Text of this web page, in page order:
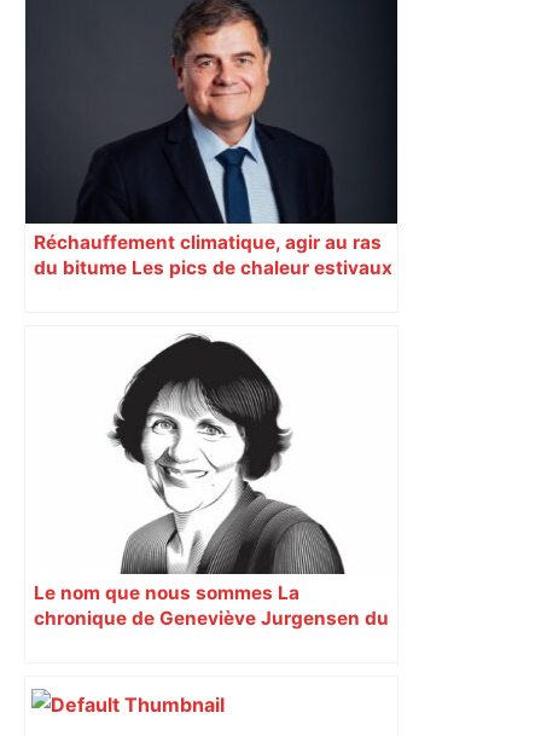
des soignants et des cyclotouristes.
« La Croix » a participé en septembre à
sa septième édition, du Mont-Saint-
Michel à Toulouse.
Réchauffement climatique, agir au ras
du bitume Les pics de chaleur estivaux
métropole de Toulouse a lancé un
programme de rafraîchissement urbain.
L’action locale se révèle ainsi décisive
pour améliorer le quotidien des
citoyens mais elle doit s’articuler avec
des stratégies nationales et
internationales. Par Jean-Christophe
Ploquin Éditorial
Le nom que nous sommes La
chronique de Geneviève Jurgensen du